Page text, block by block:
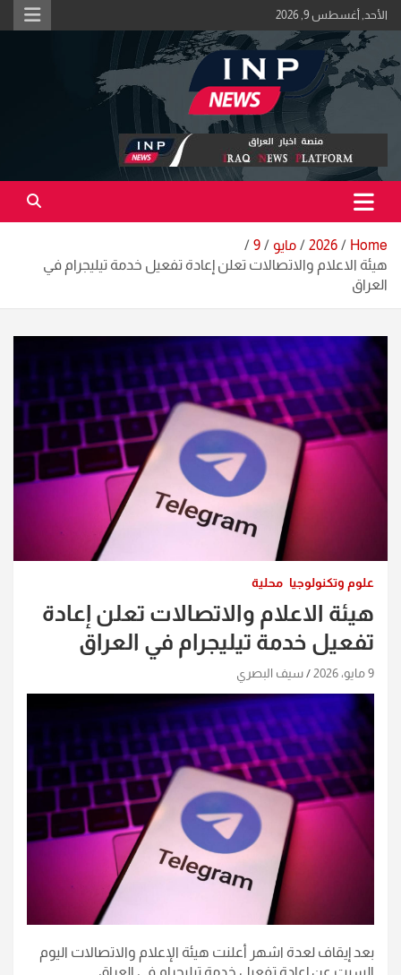
Skip
to
content
الأحد, أغسطس 9, 2026
منصة اخبار العراق
اكبر منصة خبرية في العراق | #الحقيقة_اولاً
Home
2026 مايو
9
هيئة الاعلام والاتصالات تعلن إعادة تفعيل خدمة تيليجرام في
العراق
علوم وتكنولوجيا محلية
هيئة الاعلام والاتصالات تعلن إعادة
تفعيل خدمة تيليجرام في العراق
9 مايو، 2026 سيف البصري
بعد إيقاف لعدة اشهر أعلنت هيئة الإعلام والاتصالات اليوم